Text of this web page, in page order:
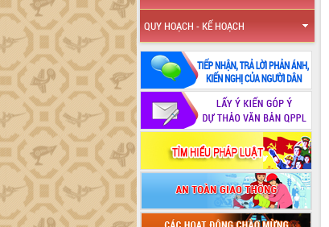
QUY HOẠCH - KẾ HOẠCH